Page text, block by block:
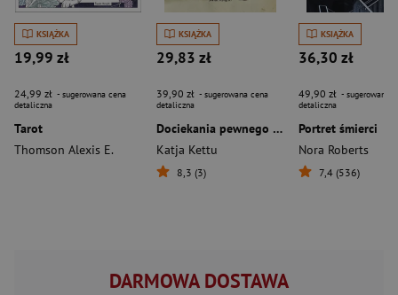
KSIĄŻKA
19,99 zł
24,99 zł - sugerowana cena
detaliczna
Tarot
Thomson Alexis E.
KSIĄŻKA
29,83 zł
39,90 zł - sugerowana cena
detaliczna
Dociekania pewnego kota
Katja Kettu
8,3 (3)
KSIĄŻKA
36,30 zł
49,90 zł - sugerowana
detaliczna
Portret śmierci
Nora Roberts
7,4 (536)
DARMOWA DOSTAWA